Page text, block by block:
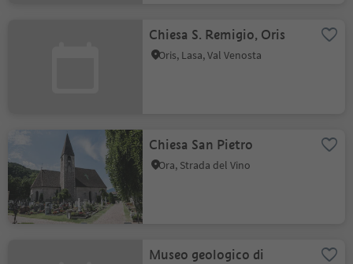
Chiesa S. Remigio, Oris
Oris, Lasa, Val Venosta
Chiesa San Pietro
Ora, Strada del Vino
Museo geologico di